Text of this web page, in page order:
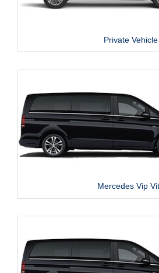
Private Vehicle
Mercedes Vip